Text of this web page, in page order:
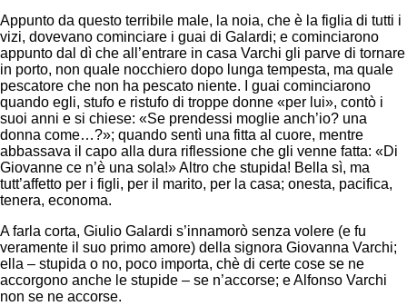
Appunto da questo terribile male, la noia, che è la figlia di tutti i
vizi, dovevano cominciare i guai di Galardi; e cominciarono
appunto dal dì che all’entrare in casa Varchi gli parve di tornare
in porto, non quale nocchiero dopo lunga tempesta, ma quale
pescatore che non ha pescato niente. I guai cominciarono
quando egli, stufo e ristufo di troppe donne «per lui», contò i
suoi anni e si chiese: «Se prendessi moglie anch’io? una
donna come…?»; quando sentì una fitta al cuore, mentre
abbassava il capo alla dura riflessione che gli venne fatta: «Di
Giovanne ce n’è una sola!» Altro che stupida! Bella sì, ma
tutt’affetto per i figli, per il marito, per la casa; onesta, pacifica,
tenera, economa.
A farla corta, Giulio Galardi s’innamorò senza volere (e fu
veramente il suo primo amore) della signora Giovanna Varchi;
ella – stupida o no, poco importa, chè di certe cose se ne
accorgono anche le stupide – se n’accorse; e Alfonso Varchi
non se ne accorse.